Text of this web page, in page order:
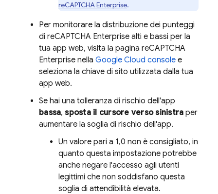
reCAPTCHA Enterprise.
Per monitorare la distribuzione dei punteggi
di reCAPTCHA Enterprise alti e bassi per la
tua app web, visita la pagina reCAPTCHA
Enterprise nella Google Cloud console e
seleziona la chiave di sito utilizzata dalla tua
app web.
Se hai una tolleranza di rischio dell'app
bassa,sposta il cursore verso sinistra per
aumentare la soglia di rischio dell'app.
Un valore pari a 1,0 non è consigliato, in
quanto questa impostazione potrebbe
anche negare l'accesso agli utenti
legittimi che non soddisfano questa
soglia di attendibilità elevata.